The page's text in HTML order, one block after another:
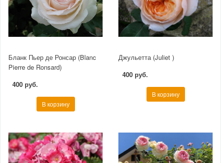
Бланк Пьер де Ронсар (Blanc
Pierre de Ronsard)
400 руб.
В корзину
Джульетта (Juliet )
400 руб.
В корзину